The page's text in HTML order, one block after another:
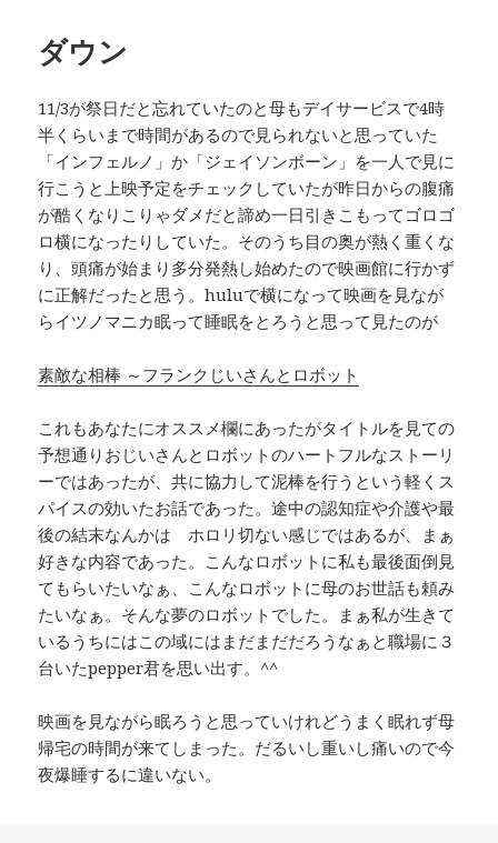
ダウン
11/3が祭日だと忘れていたのと母もデイサービスで4時
半くらいまで時間があるので見られないと思っていた
「インフェルノ」か「ジェイソンボーン」を一人で見に
行こうと上映予定をチェックしていたが昨日からの腹痛
が酷くなりこりゃダメだと諦め一日引きこもってゴロゴ
ロ横になったりしていた。そのうち目の奥が熱く重くな
り、頭痛が始まり多分発熱し始めたので映画館に行かず
に正解だったと思う。huluで横になって映画を見なが
らイツノマニカ眠って睡眠をとろうと思って見たのが
素敵な相棒 ～フランクじいさんとロボット
これもあなたにオススメ欄にあったがタイトルを見ての
予想通りおじいさんとロボットのハートフルなストーリ
ーではあったが、共に協力して泥棒を行うという軽くス
パイスの効いたお話であった。途中の認知症や介護や最
後の結末なんかは ホロリ切ない感じではあるが、まぁ
好きな内容であった。こんなロボットに私も最後面倒見
てもらいたいなぁ、こんなロボットに母のお世話も頼み
たいなぁ。そんな夢のロボットでした。まぁ私が生きて
いるうちにはこの域にはまだまだだろうなぁと職場に３
台いたpepper君を思い出す。^^
映画を見ながら眠ろうと思っていけれどうまく眠れず母
帰宅の時間が来てしまった。だるいし重いし痛いので今
夜爆睡するに違いない。